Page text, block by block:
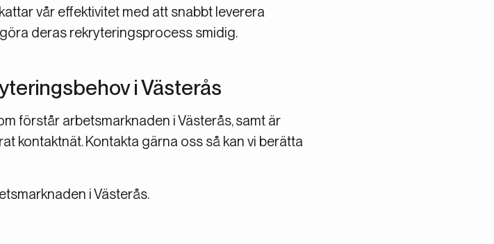
vår effektivitet med att snabbt leverera
deras rekryteringsprocess smidig.
i Västerås
förstår arbetsmarknaden i Västerås, samt är
kontaktnät. Kontakta gärna oss så kan vi berätta
i Västerås.